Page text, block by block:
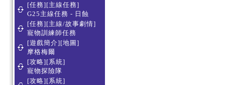
[任務][主線任務]
G25主線任務 - 日蝕
[任務][主線/故事劇情]
寵物訓練師任務
[遊戲簡介][地圖]
摩格梅爾
[攻略][系統]
寵物探險隊
[攻略][系統]